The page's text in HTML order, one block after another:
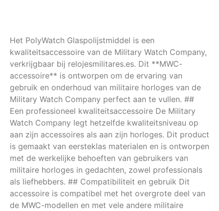
Het PolyWatch Glaspolijstmiddel is een
kwaliteitsaccessoire van de Military Watch Company,
verkrijgbaar bij relojesmilitares.es. Dit **MWC-
accessoire** is ontworpen om de ervaring van
gebruik en onderhoud van militaire horloges van de
Military Watch Company perfect aan te vullen. ##
Een professioneel kwaliteitsaccessoire De Military
Watch Company legt hetzelfde kwaliteitsniveau op
aan zijn accessoires als aan zijn horloges. Dit product
is gemaakt van eersteklas materialen en is ontworpen
met de werkelijke behoeften van gebruikers van
militaire horloges in gedachten, zowel professionals
als liefhebbers. ## Compatibiliteit en gebruik Dit
accessoire is compatibel met het overgrote deel van
de MWC-modellen en met vele andere militaire